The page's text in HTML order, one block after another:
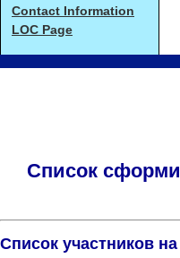
Contact Information
LOC Page
Список
Список участников